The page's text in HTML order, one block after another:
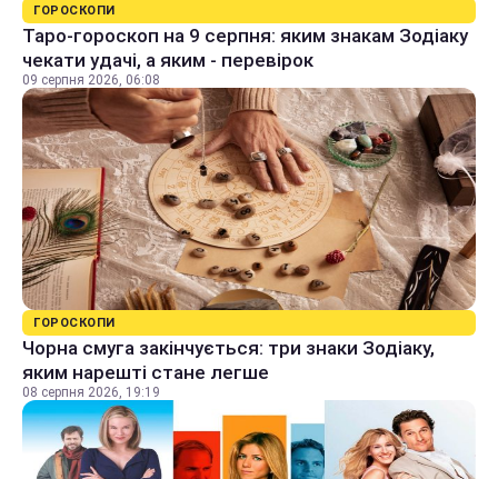
ГОРОСКОПИ
Таро-гороскоп на 9 серпня: яким знакам Зодіаку
чекати удачі, а яким - перевірок
09 серпня 2026, 06:08
ГОРОСКОПИ
Чорна смуга закінчується: три знаки Зодіаку,
яким нарешті стане легше
08 серпня 2026, 19:19